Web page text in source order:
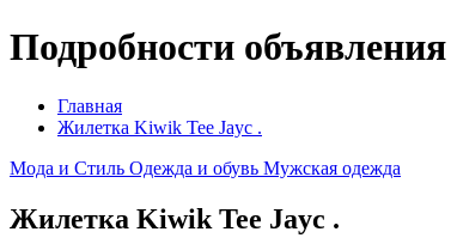
Подробности объявления
Главная
Жилетка Kiwik Tee Jayc .
Мода и Стиль Одежда и обувь Мужская одежда
Жилетка Kiwik Tee Jayc .